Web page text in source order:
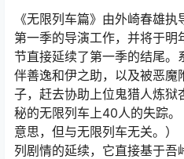
《无限列车篇》由外崎春雄执
第一季的导演工作，并将于
节直接延续了第一季的结尾。
伴善逸和伊之助，以及被恶魔
子，赶去协助上位鬼猎人炼狱
秘的无限列车上40人的失踪。
意思，但与无限列车无关。）
列剧情的延续，它直接基于